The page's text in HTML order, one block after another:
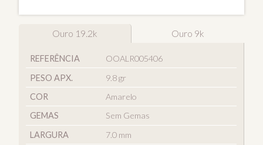
Ouro 19.2k Ouro 9k
REFERÊNCIA
OOALR005406
PESO APX.
9.8 gr
COR
Amarelo
GEMAS
Sem Gemas
LARGURA
7.0 mm